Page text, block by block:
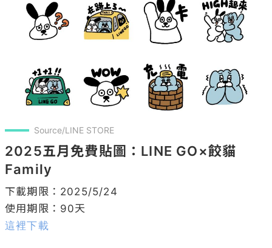
Source/LINE STORE
2025五月免費貼圖：LINE GO×餃貓
Family
下載期限：2025/5/24
這裡下載